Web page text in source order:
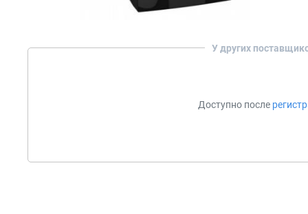
У других
Доступно после